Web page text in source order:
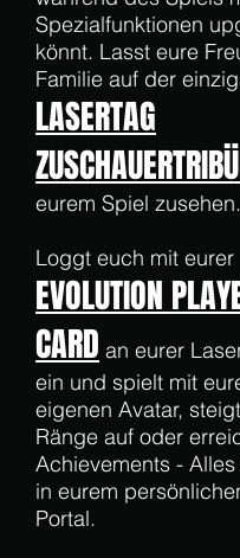
Spezialfunktionen
könnt. Lasst eure
Familie auf der
LASERTAG
eurem Spiel zusehen.
Loggt euch mit eurer
EVOLUTION
CARD an eurer
ein und spielt mit
eigenen Avatar,
Ränge auf oder
Achievements -
in eurem
Portal.